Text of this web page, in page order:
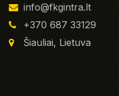
info@fkgintra.lt
+370 687 33129
Šiauliai, Lietuva